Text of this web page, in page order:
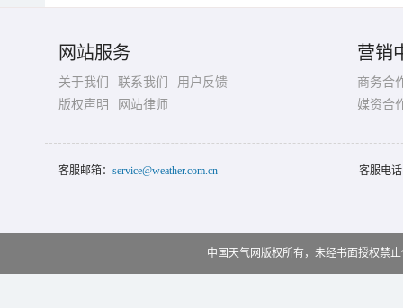
网站服务
关于我们 联系我们
用户反馈
版权声明
网站律师
营销
商务合
媒资合
客服邮箱： service@weather.com.cn 客服电
中国天气网版权所有，未经书面授权